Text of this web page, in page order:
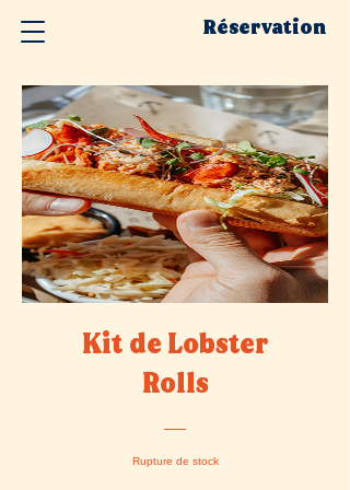
Réservation
Kit de Lobster
Rolls
Rupture de stock